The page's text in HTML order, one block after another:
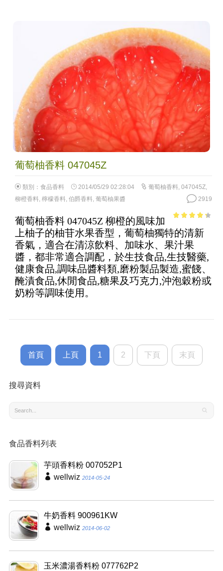
葡萄柚香料 047045Z
類別： 食品香料 2014/05/29 02:28:04 葡萄柚香料, 047045Z,
柳橙香料, 檸檬香料, 伯爵香料, 葡萄柚果醬 2919
of 5
葡萄柚香料 047045Z 柳橙的風味加
上柚子的柚苷水果香型，葡萄柚獨特的清新
香氣，適合在清涼飲料、加味水、果汁果
醬，都非常適合調配，於生技食品,生技醫藥,
健康食品,調味品醬料類,磨粉製品製造,蜜餞、
醃漬食品,休閒食品,糖果及巧克力,沖泡穀粉或
奶粉等調味使用。
首頁 上頁 1 2 下頁 末頁
搜尋資料
食品香料列表
芋頭香料粉 007052P1
wellwiz 2014-05-24
牛奶香料 900961KW
wellwiz 2014-06-02
玉米濃湯香料粉 077762P2